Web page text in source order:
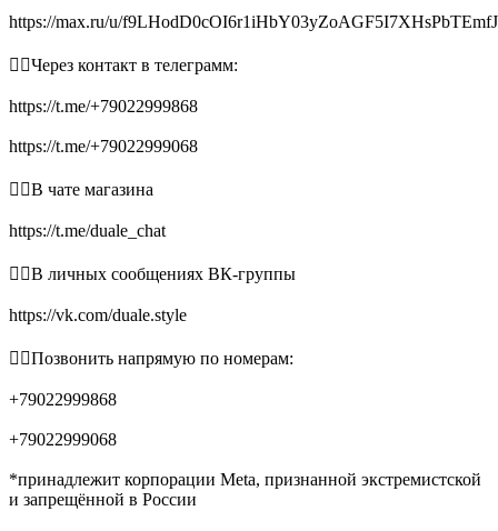
https://max.ru/u/
👉🏻Через контакт в телеграмм:
https://t.me/+79022999868
https://t.me/+79022999068
👉🏻В чате магазина
https://t.me/duale_chat
👉🏻В личных сообщениях ВК-группы
https://vk.com/duale.style
👉🏻Позвонить напрямую по номерам:
+79022999868
+79022999068
*принадлежит корпорации Meta, признанной экстремистской
и запрещённой в России